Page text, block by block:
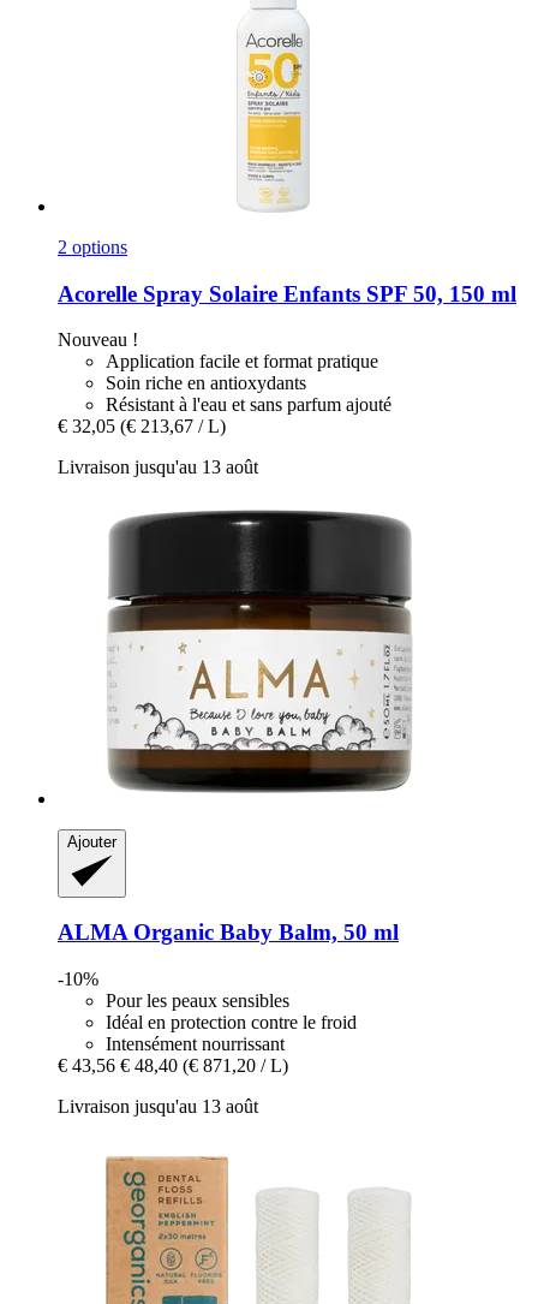
2 options
Acorelle Spray Solaire Enfants SPF 50, 150 ml
Nouveau !
Application facile et format pratique
Soin riche en antioxydants
Résistant à l'eau et sans parfum ajouté
€ 32,05 (€ 213,67 / L)
Livraison jusqu'au 13 août
Ajouter
ALMAOrganic Baby Balm, 50 ml
-10%
Pour les peaux sensibles
Idéal en protection contre le froid
Intensément nourrissant
€ 43,56 € 48,40 (€ 871,20 / L)
Livraison jusqu'au 13 août